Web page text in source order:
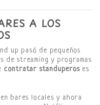
A LOS
up pasó de pequeños
de streaming y programas
contratar standuperoses
bares locales y ahora